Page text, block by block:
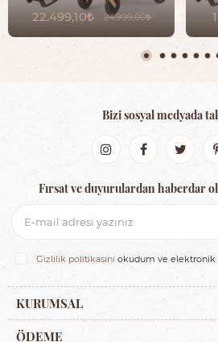
22.499,10 24.999,00
KURUMSAL
ÖDEME
Bizi sosyal medyada
Fırsat ve duyurulardan haberdar
Gizlilik politikasını okudum ve elektronik